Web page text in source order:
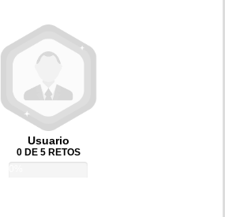
Usuario
0 DE 5 RETOS